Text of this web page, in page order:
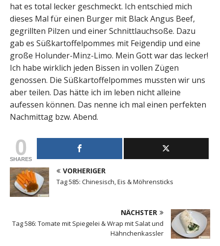
hat es total lecker geschmeckt. Ich entschied mich
dieses Mal für einen Burger mit Black Angus Beef,
gegrillten Pilzen und einer Schnittlauchsoße. Dazu
gab es Süßkartoffelpommes mit Feigendip und eine
große Holunder-Minz-Limo. Mein Gott war das lecker!
Ich habe wirklich jeden Bissen in vollen Zügen
genossen. Die Süßkartoffelpommes mussten wir uns
aber teilen. Das hätte ich im leben nicht alleine
aufessen können. Das nenne ich mal einen perfekten
Nachmittag bzw. Abend.
0
SHARES
VORHERIGER
Tag 585: Chinesisch, Eis & Möhrensticks
NÄCHSTER
Tag 586: Tomate mit Spiegelei & Wrap mit Salat und
Hähnchenkassler